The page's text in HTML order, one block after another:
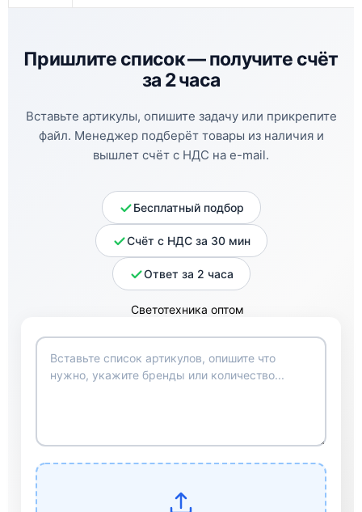
Пришлите список —получите счёт
за 2 часа
Вставьте артикулы, опишите задачу или прикрепите
файл. Менеджер подберёт товары из наличия и
вышлет счёт с НДС на e-mail.
Бесплатный подбор
Счёт с НДС за 30 мин
Ответ за 2 часа